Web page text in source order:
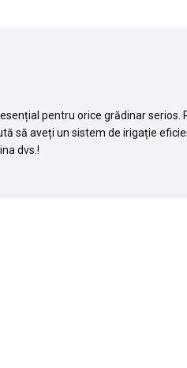
pentru orice grădinar
să aveți un sistem de irigație
dvs.!